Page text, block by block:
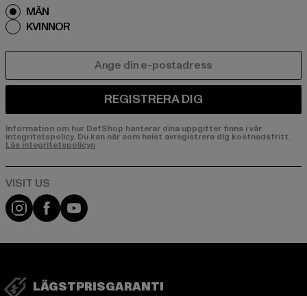
MÄN
KVINNOR
REGISTRERA DIG
Information om hur DefShop hanterar dina uppgifter finns i vår
integritetspolicy. Du kan när som helst avregistrera dig kostnadsfritt.
Läs integritetspolicyn
Visit our Instagram page:
Visit our Facebook page:
Visit our YouTube channel:
LÄGSTPRISGARANTI